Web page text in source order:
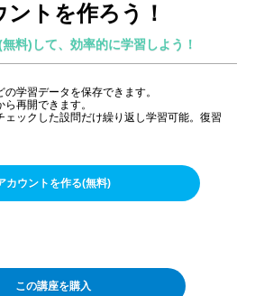
ントを作ろう！
料)して、効率的に学習しよう！
の学習データを保存できます。
ら再開できます。
ェックした設問だけ繰り返し学習可能。復習
カウントを作る(無料)
この講座を購入